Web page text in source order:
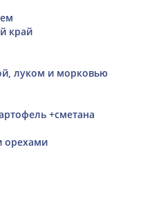
край
луком и морковью
+сметана
орехами